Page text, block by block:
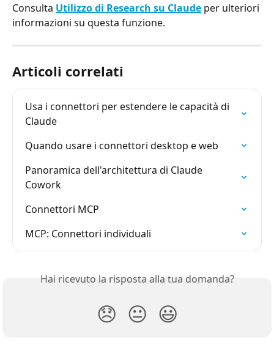
Consulta Utilizzo di Research su Claude per ulteriori
informazioni su questa funzione.
Articoli correlati
Usa i connettori per estendere le capacità di
Claude
Quando usare i connettori desktop e web
Panoramica dell'architettura di Claude
Cowork
Connettori MCP
MCP: Connettori individuali
Hai ricevuto la risposta alla tua domanda?
😞 😐 😃